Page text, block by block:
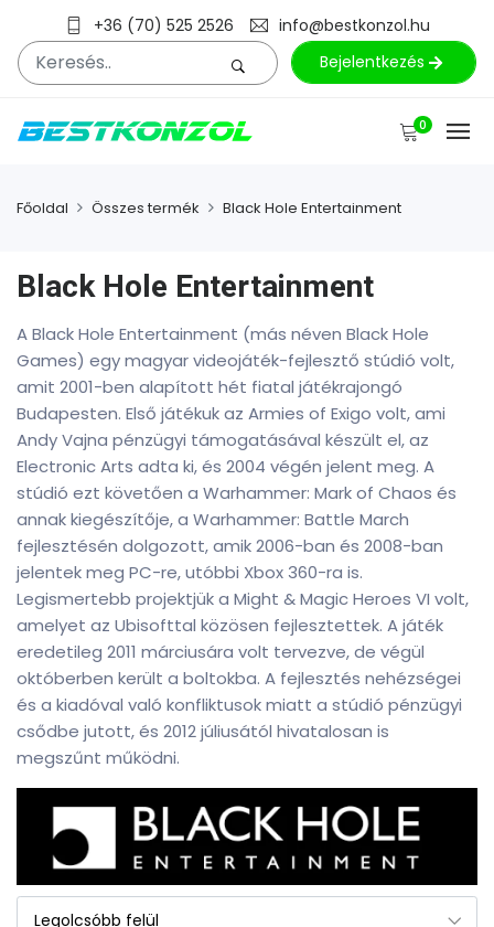
+36 (70) 525 2526
info@bestkonzol.hu
Bejelentkezés
0
Főoldal Összes termék Black Hole Entertainment
Black Hole Entertainment
A Black Hole Entertainment (más néven Black Hole
Games) egy magyar videojáték-fejlesztő stúdió volt,
amit 2001-ben alapított hét fiatal játékrajongó
Budapesten. Első játékuk az Armies of Exigo volt, ami
Andy Vajna pénzügyi támogatásával készült el, az
Electronic Arts adta ki, és 2004 végén jelent meg. A
stúdió ezt követően a Warhammer: Mark of Chaos és
annak kiegészítője, a Warhammer: Battle March
fejlesztésén dolgozott, amik 2006-ban és 2008-ban
jelentek meg PC-re, utóbbi Xbox 360-ra is.
Legismertebb projektjük a Might & Magic Heroes VI volt,
amelyet az Ubisofttal közösen fejlesztettek. A játék
eredetileg 2011 márciusára volt tervezve, de végül
októberben került a boltokba. A fejlesztés nehézségei
és a kiadóval való konfliktusok miatt a stúdió pénzügyi
csődbe jutott, és 2012 júliusától hivatalosan is
megszűnt működni.